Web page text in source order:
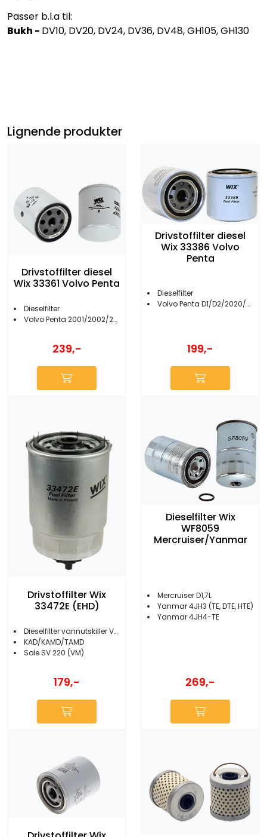
Passer b.l.a til:
Bukh - DV10, DV20, DV24, DV36, DV48, GH105, GH130
Lignende produkter
Drivstoffilter diesel
Wix 33361 Volvo Penta
Dieselfilter
Volvo Penta 2001/2002/2003/MD1B/2B/3B/5/7/11/17
239,-
Drivstoffilter diesel
Wix 33386 Volvo
Penta
Dieselfilter
Volvo Penta D1/D2/2020/2030/2040
199,-
Drivstoffilter Wix
33472E (EHD)
Dieselfilter vannutskiller Volvo Penta
KAD/KAMD/TAMD
Sole SV 220 (VM)
179,-
Dieselfilter Wix
WF8059
Mercruiser/Yanmar
Mercruiser D1,7L
Yanmar 4JH3 (TE, DTE, HTE)
Yanmar 4JH4-TE
269,-